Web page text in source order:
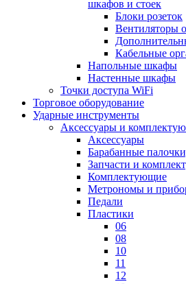
шкафов и стоек
Блоки розеток
Вентиляторы
Кабельные
Напольные шкафы
Настенные шкафы
Точки доступа WiFi
Торговое оборудование
Ударные инструменты
Аксессуары и
Аксессуары
Барабанные
Запчасти и
Комплектующие
Метрономы и
Педали
Пластики
06
08
10
11
12